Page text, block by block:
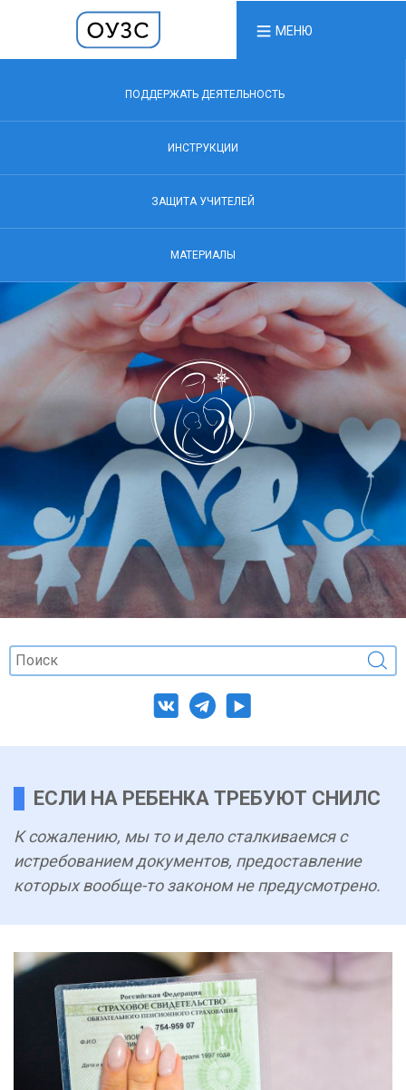
МЕНЮ
ПОДДЕРЖАТЬ ДЕЯТЕЛЬНОСТЬ
ИНСТРУКЦИИ
ЗАЩИТА УЧИТЕЛЕЙ
МАТЕРИАЛЫ
ЕСЛИ НА РЕБЕНКА ТРЕБУЮТ СНИЛС
К сожалению, мы то и дело сталкиваемся с
истребованием документов, предоставление
которых вообще-то законом не предусмотрено.